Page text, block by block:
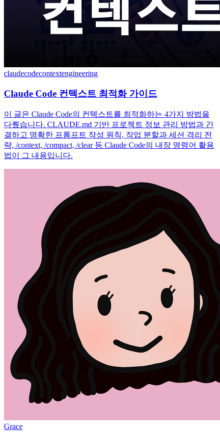
claudecodecontextengineering
Claude Code 컨텍스트 최적화 가이드
이 글은 Claude Code의 컨텍스트를 최적화하는 4가지 방법을
다뤘습니다. CLAUDE.md 기반 프로젝트 정보 관리 방법과 간
결하고 명확한 프롬프트 작성 원칙, 작업 분할과 세션 격리 전
략, /context, /compact, /clear 등 Claude Code의 내장 명령어 활용
법이 그 내용입니다.
Grace